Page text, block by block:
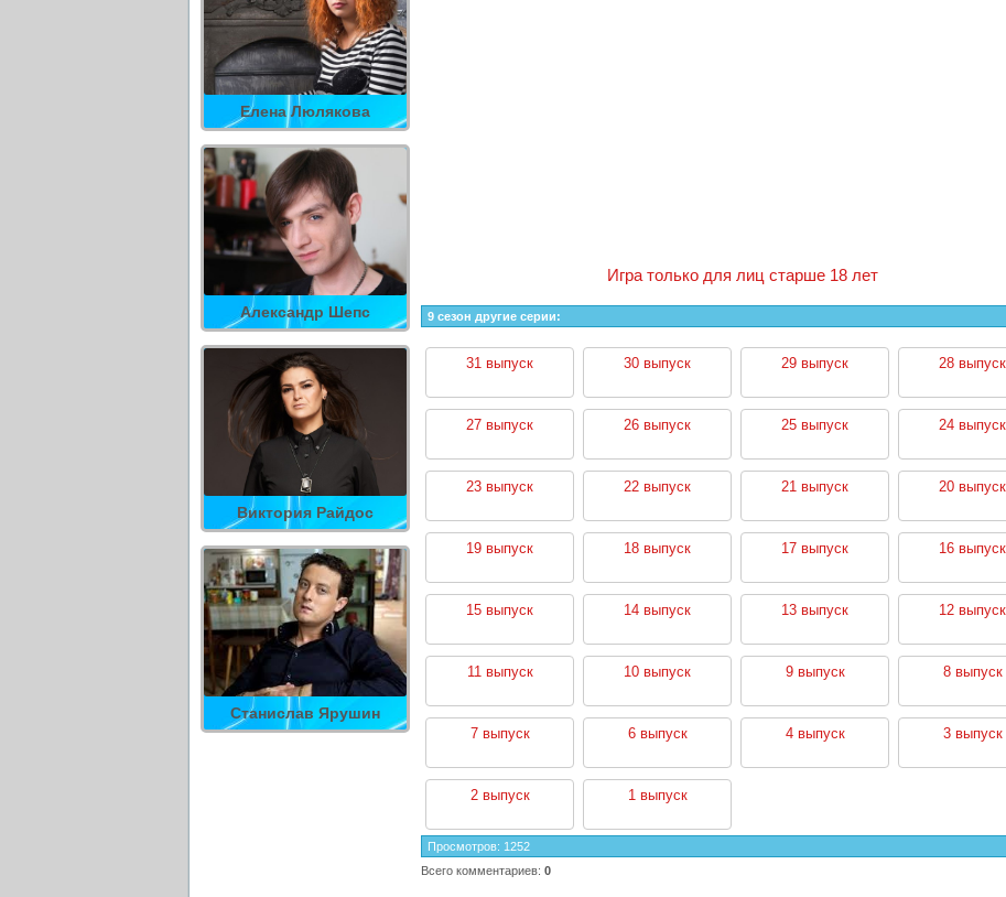
Елена Люлякова
Александр Шепс
Виктория Райдос
Станислав Ярушин
Игра только для лиц старше 18 лет
9 сезон другие серии:
31 выпуск 30 выпуск 29 выпуск 28 выпуск
27 выпуск 26 выпуск 25 выпуск 24 выпуск
23 выпуск 22 выпуск 21 выпуск 20 выпуск
19 выпуск 18 выпуск 17 выпуск 16 выпуск
15 выпуск 14 выпуск 13 выпуск 12 выпуск
11 выпуск 10 выпуск 9 выпуск 8 выпуск
7 выпуск 6 выпуск 4 выпуск 3 выпуск
2 выпуск 1 выпуск
Просмотров: 1252
Всего комментариев: 0